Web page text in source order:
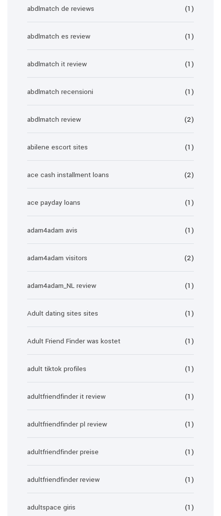
abdlmatch de reviews (1)
abdlmatch es review (1)
abdlmatch it review (1)
abdlmatch recensioni (1)
abdlmatch review (2)
abilene escort sites (1)
ace cash installment loans (2)
ace payday loans (1)
adam4adam avis (1)
adam4adam visitors (2)
adam4adam_NL review (1)
Adult dating sites sites (1)
Adult Friend Finder was kostet (1)
adult tiktok profiles (1)
adultfriendfinder it review (1)
adultfriendfinder pl review (1)
adultfriendfinder preise (1)
adultfriendfinder review (1)
adultspace giris (1)